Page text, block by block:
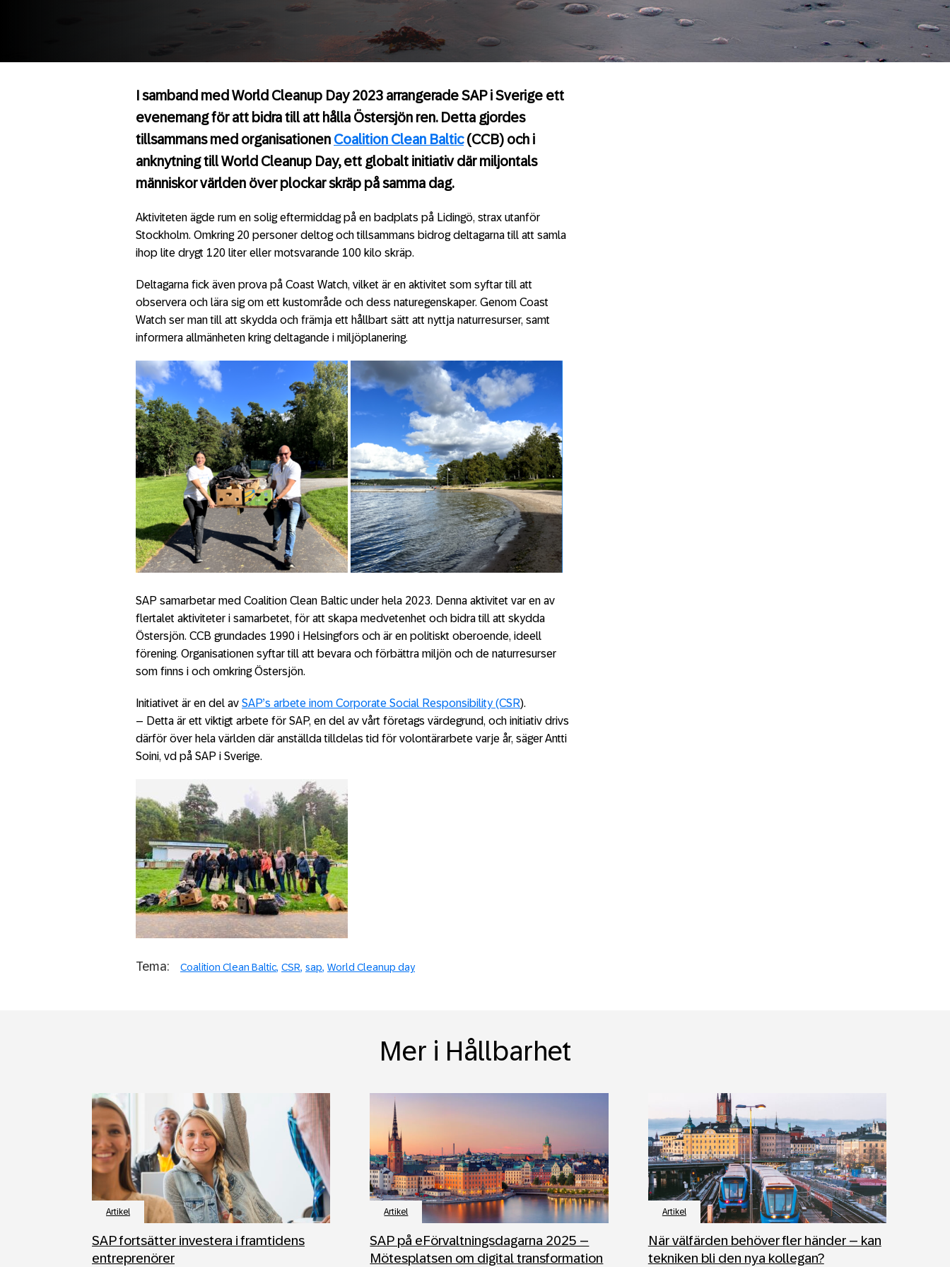
I samband med World Cleanup Day 2023 arrangerade SAP i Sverige ett
evenemang för att bidra till att hålla Östersjön ren. Detta gjordes
tillsammans med organisationen Coalition Clean Baltic(CCB) och i
anknytning till World Cleanup Day, ett globalt initiativ där miljontals
människor världen över plockar skräp på samma dag.
Aktiviteten ägde rum en solig eftermiddag på en badplats på Lidingö, strax utanför
Stockholm. Omkring 20 personer deltog och tillsammans bidrog deltagarna till att samla
ihop lite drygt 120 liter eller motsvarande 100 kilo skräp.
Deltagarna fick även prova på Coast Watch, vilket är en aktivitet som syftar till att
observera och lära sig om ett kustområde och dess naturegenskaper. Genom Coast
Watch ser man till att skydda och främja ett hållbart sätt att nyttja naturresurser, samt
informera allmänheten kring deltagande i miljöplanering.
SAP samarbetar med Coalition Clean Baltic under hela 2023. Denna aktivitet var en av
flertalet aktiviteter i samarbetet, för att skapa medvetenhet och bidra till att skydda
Östersjön. CCB grundades 1990 i Helsingfors och är en politiskt oberoende, ideell
förening. Organisationen syftar till att bevara och förbättra miljön och de naturresurser
som finns i och omkring Östersjön.
Initiativet är en del av SAP’s arbete inom Corporate Social Responsibility (CSR).
– Detta är ett viktigt arbete för SAP, en del av vårt företags värdegrund, och initiativ drivs
därför över hela världen där anställda tilldelas tid för volontärarbete varje år, säger Antti
Soini, vd på SAP i Sverige.
Tema: Coalition Clean Baltic CSR sap World Cleanup day
Mer i Hållbarhet
Artikel
SAP fortsätter investera i framtidens
entreprenörer
Artikel
SAP på eFörvaltningsdagarna 2025 –
Mötesplatsen om digital transformation
Artikel
När välfärden behöver fler händer – kan
tekniken bli den nya kollegan?